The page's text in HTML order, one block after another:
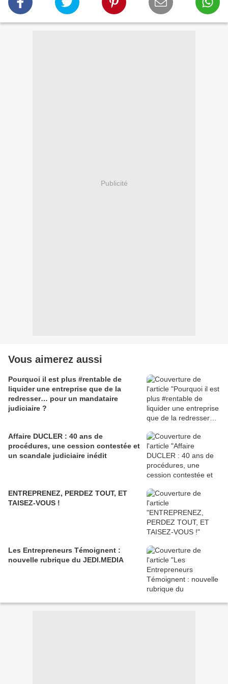
Publicité
Vous aimerez aussi
Pourquoi il est plus #rentable de
liquider une entreprise que de la
redresser… pour un mandataire
judiciaire ?
Affaire DUCLER : 40 ans de
procédures, une cession contestée et
un scandale judiciaire inédit
ENTREPRENEZ, PERDEZ TOUT, ET
TAISEZ-VOUS !
Les Entrepreneurs Témoignent :
nouvelle rubrique du JEDI.MEDIA